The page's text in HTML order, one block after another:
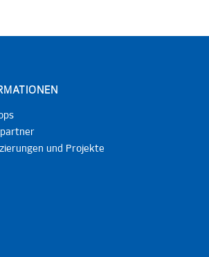
und Projekte